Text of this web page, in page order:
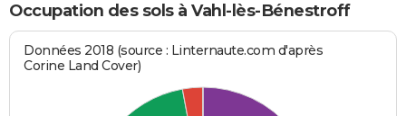
Occupation des sols à Vahl-lès-Bénestroff
Données 2018 (source : Linternaute.com d'après
Corine Land Cover)